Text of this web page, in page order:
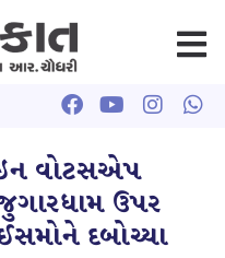
વોટસએપ
ઉપર
દબોચ્યા